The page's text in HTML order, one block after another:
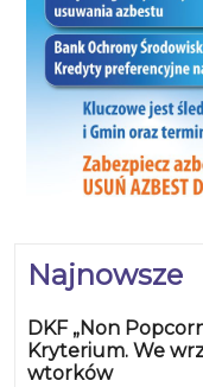
Najnowsze
DKF „Non
Kryterium. We
wtorków